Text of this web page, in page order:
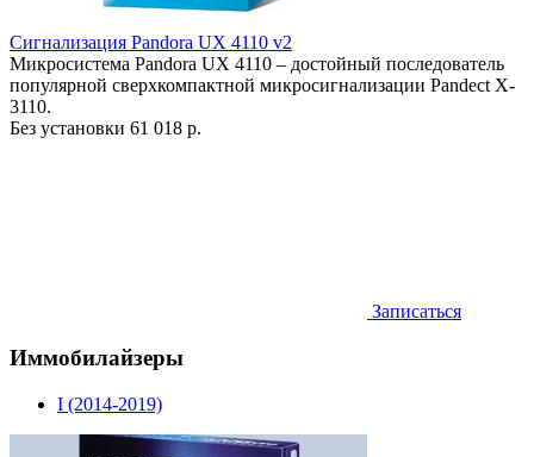
Сигнализация Pandora UX 4110 v2
Микросистема Pandora UX 4110 – достойный последователь
популярной сверхкомпактной микросигнализации Pandect X-
3110.
Без установки 61 018 р.
Записаться
Иммобилайзеры
I (2014-2019)